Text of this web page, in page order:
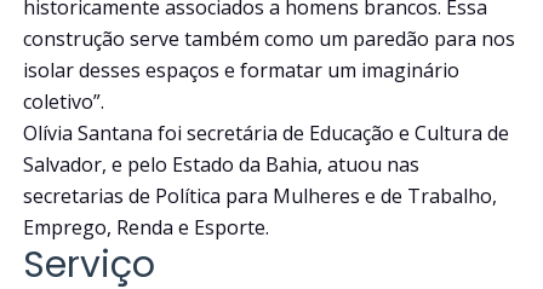
historicamente associados a homens brancos. Essa
construção serve também como um paredão para nos
isolar desses espaços e formatar um imaginário
coletivo”.
Olívia Santana foi secretária de Educação e Cultura de
Salvador, e pelo Estado da Bahia, atuou nas
secretarias de Política para Mulheres e de Trabalho,
Emprego, Renda e Esporte.
Serviço